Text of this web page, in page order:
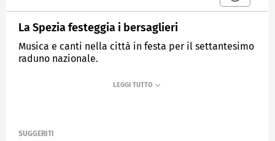
La Spezia festeggia i bersaglieri
Musica e canti nella città in festa per il settantesimo
raduno nazionale.
STUDIOAPERTO
SUGGERITI